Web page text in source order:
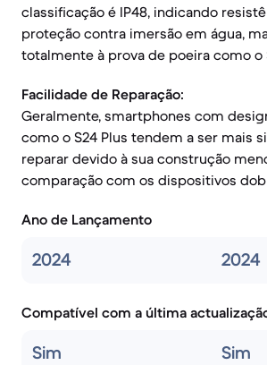
classificação é IP48, indicando
proteção contra imersão em água,
totalmente à prova de poeira como o
Facilidade de Reparação:
Geralmente, smartphones com
como o S24 Plus tendem a ser mais
reparar devido à sua construção
comparação com os dispositivos
Ano de Lançamento
2024 2024
Compatível com a última
Sim Sim